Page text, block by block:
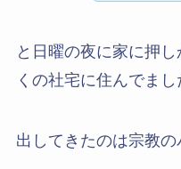
と日曜の夜に家に押
くの社宅に住んでまし
出してきたのは宗教